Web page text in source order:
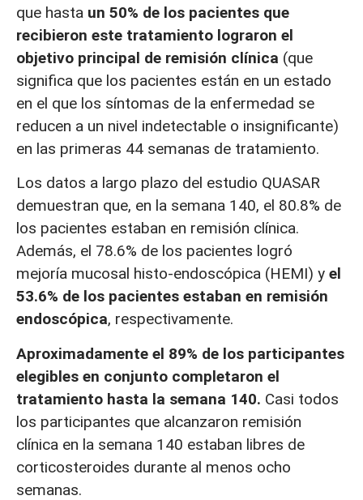
que hasta un 50% de los pacientes que
recibieron este tratamiento lograron el
objetivo principal de remisión clínica (que
significa que los pacientes están en un estado
en el que los síntomas de la enfermedad se
reducen a un nivel indetectable o insignificante)
en las primeras 44 semanas de tratamiento.
Los datos a largo plazo del estudio QUASAR
demuestran que, en la semana 140, el 80.8% de
los pacientes estaban en remisión clínica.
Además, el 78.6% de los pacientes logró
mejoría mucosal histo-endoscópica (HEMI) y el
53.6% de los pacientes estaban en remisión
endoscópica, respectivamente.
Aproximadamente el 89% de los participantes
elegibles en conjunto completaron el
tratamiento hasta la semana 140. Casi todos
los participantes que alcanzaron remisión
clínica en la semana 140 estaban libres de
corticosteroides durante al menos ocho
semanas.